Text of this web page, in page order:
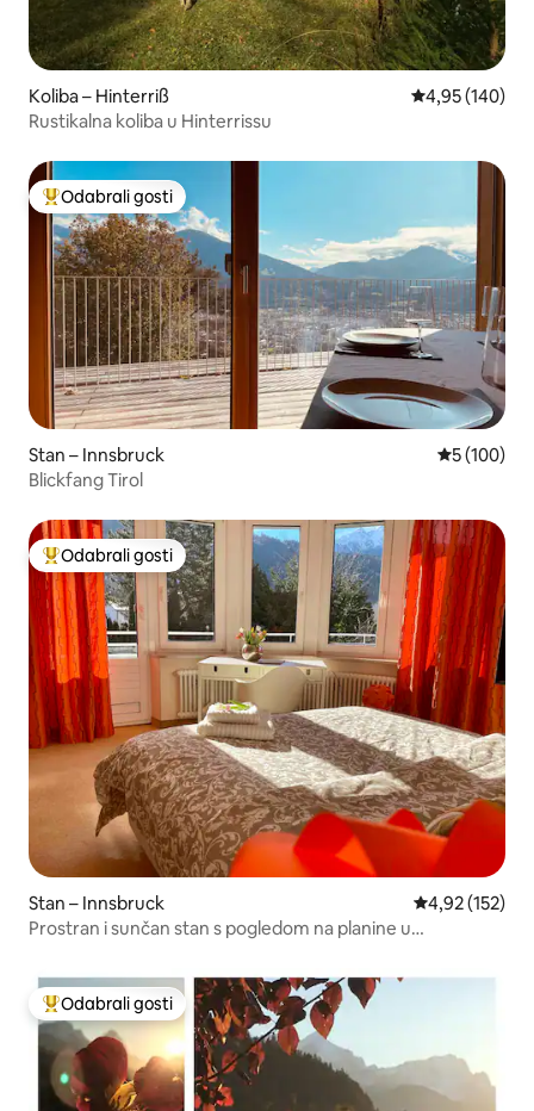
Koliba – Hinterriß Prosječna
4,95 (140)
Rustikalna koliba u Hinterrissu
Među najviše rangiranima s oznakom „Odabrali gosti”
Odabrali gosti
Stan – Innsbruck Prosječna
5 (100)
Blickfang Tirol
Među najviše rangiranima s oznakom „Odabrali gosti”
Odabrali gosti
Stan – Innsbruck Prosječna
4,92 (152)
Prostran i sunčan stan s pogledom na planine u
Među najviše rangiranima s oznakom „Odabrali gosti”
Odabrali gosti